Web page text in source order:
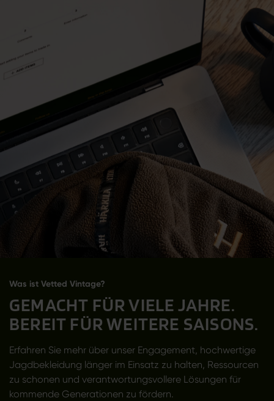
Was ist Vetted Vintage?
GEMACHT FÜR VIELE JAHRE.
BEREIT FÜR WEITERE SAISONS.
Erfahren Sie mehr über unser Engagement, hochwertige
Jagdbekleidung länger im Einsatz zu halten, Ressourcen
zu schonen und verantwortungsvollere Lösungen für
kommende Generationen zu fördern.